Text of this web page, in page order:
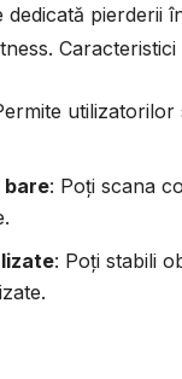
dedicată
Caracteristici
utilizatorilor
bare: Poți scana
: Poți stabili